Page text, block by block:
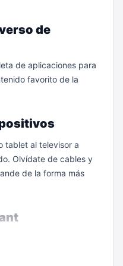
de
de aplicaciones para
favorito de la
tablet al televisor a
Olvídate de cables y
de la forma más